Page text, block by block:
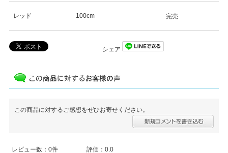
レッド 100cm 完売
シェア
この商品に対するご感想をぜひお寄せください。
レビュー数：0件 評価：0.0